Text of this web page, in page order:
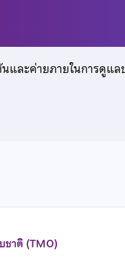
และค่ายภายในการดูแ
าติ (TMO)